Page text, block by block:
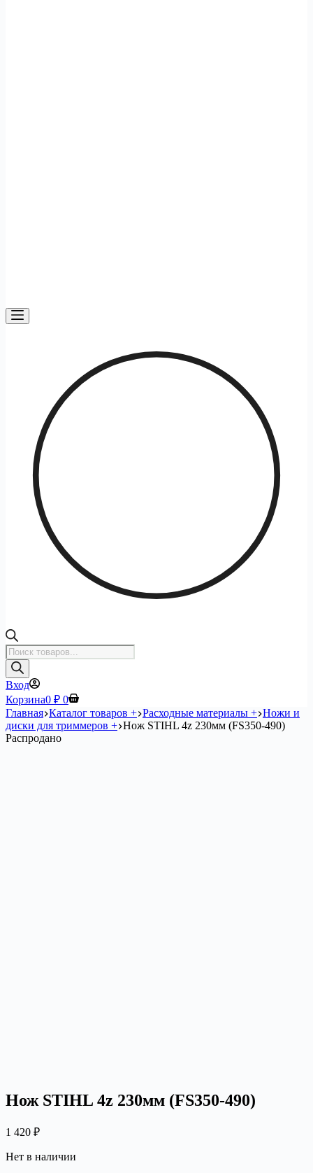
Поиск
товаров
Вход
Корзина0 ₽ 0
Главная Каталог товаров + Расходные материалы + Ножи и
диски для триммеров + Нож STIHL 4z 230мм (FS350-490)
Распродано
Нож STIHL 4z 230мм (FS350-490)
1 420 ₽
Нет в наличии